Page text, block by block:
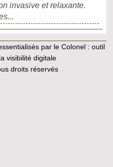
invasive et relaxante.
par le Colonel : outil
visibilité digitale
droits réservés